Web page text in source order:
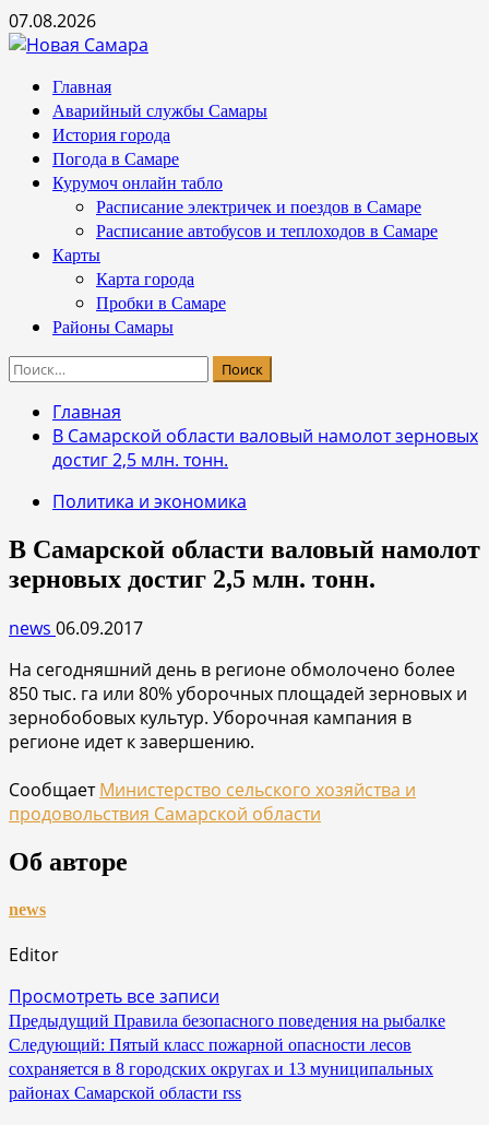
Перейти
к
07.08.2026
Основное
меню
Главная
Аварийный службы Самары
История города
Погода в Самаре
Курумоч онлайн табло
Расписание электричек и поездов в Самаре
Расписание автобусов и теплоходов в Самаре
Карты
Карта города
Пробки в Самаре
Районы Самары
Найти:
Главная
В Самарской области валовый намолот зерновых
достиг 2,5 млн. тонн.
Политика и экономика
В Самарской области валовый намолот
зерновых достиг 2,5 млн. тонн.
news 06.09.2017
На сегодняшний день в регионе обмолочено более
850 тыс. га или 80% уборочных площадей зерновых и
зернобобовых культур. Уборочная кампания в
регионе идет к завершению.
СообщаетМинистерство сельского хозяйства и
продовольствия Самарской области
Об авторе
news
Editor
Просмотреть все записи
Навигация
по
записям
Предыдущий Правила безопасного поведения на рыбалке
Следующий: Пятый класс пожарной опасности лесов
сохраняется в 8 городских округах и 13 муниципальных
районах Самарской области rss